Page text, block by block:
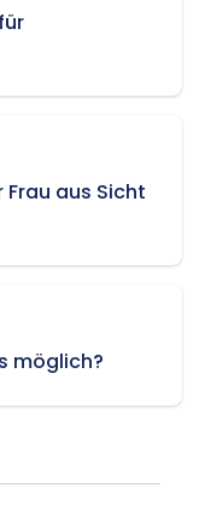
aus Sicht
möglich?